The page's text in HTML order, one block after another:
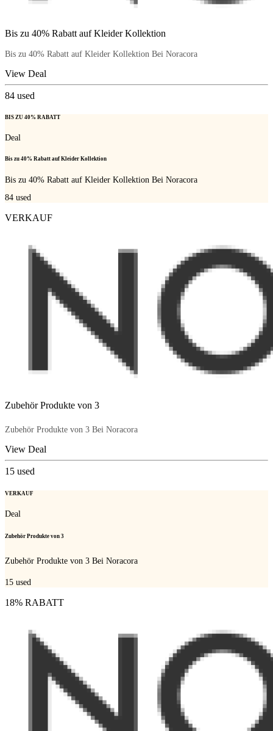
Bis zu 40% Rabatt auf Kleider Kollektion
Bis zu 40% Rabatt auf Kleider Kollektion Bei Noracora
View Deal
84 used
BIS ZU 40% RABATT
Deal
Bis zu 40% Rabatt auf Kleider Kollektion
Bis zu 40% Rabatt auf Kleider Kollektion Bei Noracora
84 used
VERKAUF
Zubehör Produkte von 3
Zubehör Produkte von 3 Bei Noracora
View Deal
15 used
VERKAUF
Deal
Zubehör Produkte von 3
Zubehör Produkte von 3 Bei Noracora
15 used
18% RABATT